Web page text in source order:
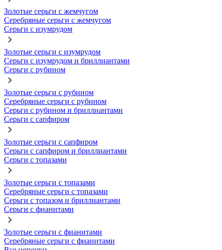
Золотые серьги с жемчугом
Серебряные серьги с жемчугом
Серьги с изумрудом
Золотые серьги с изумрудом
Серьги с изумрудом и бриллиантами
Серьги с рубином
Золотые серьги с рубином
Серебряные серьги с рубином
Серьги с рубином и бриллиантами
Серьги с сапфиром
Золотые серьги с сапфиром
Серьги с сапфиром и бриллиантами
Серьги с топазами
Золотые серьги с топазами
Серебряные серьги с топазами
Серьги с топазом и бриллиантами
Серьги с фианитами
Золотые серьги с фианитами
Серебряные серьги с фианитами